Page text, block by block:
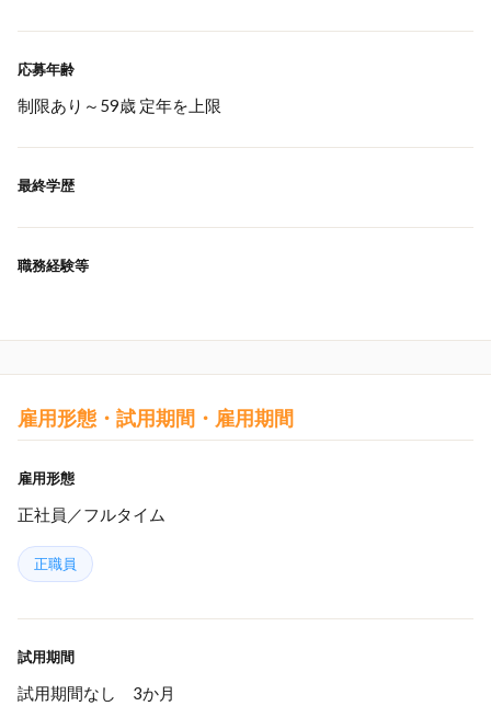
応募年齢
制限あり～59歳 定年を上限
最終学歴
職務経験等
雇用形態・試用期間・雇用期間
雇用形態
正社員／フルタイム
正職員
試用期間
試用期間なし 3か月